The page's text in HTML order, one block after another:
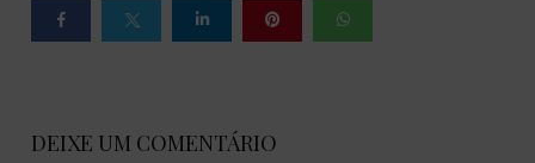
DEIXE UM COMENTÁRIO